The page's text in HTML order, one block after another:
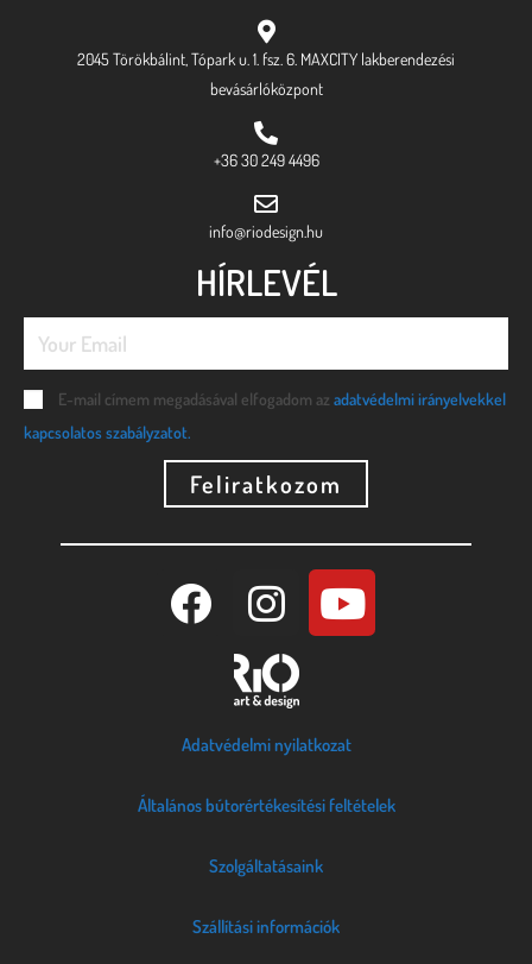
2045 Törökbálint, Tópark u. 1. fsz. 6. MAXCITY lakberendezési
bevásárlóközpont
+36 30 249 4496
info@riodesign.hu
HÍRLEVÉL
E-mail címem megadásával elfogadom az adatvédelmi irányelvekkel
kapcsolatos szabályzatot.
Feliratkozom
Adatvédelmi nyilatkozat
Általános bútorértékesítési feltételek
Szolgáltatásaink
Szállítási információk